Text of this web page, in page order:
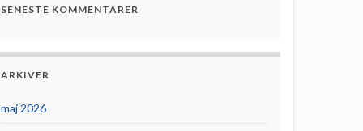
SENESTE KOMMENTARER
ARKIVER
maj 2026